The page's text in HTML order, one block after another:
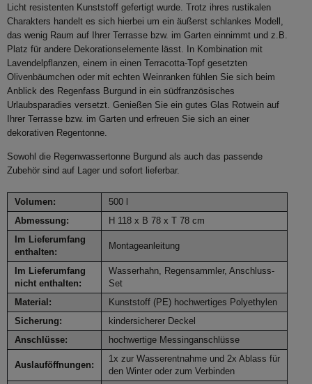
Licht resistenten Kunststoff gefertigt wurde. Trotz ihres rustikalen
Charakters handelt es sich hierbei um ein äußerst schlankes Modell,
das wenig Raum auf Ihrer Terrasse bzw. im Garten einnimmt und z.B.
Platz für andere Dekorationselemente lässt. In Kombination mit
Lavendelpflanzen, einem in einen Terracotta-Topf gesetzten
Olivenbäumchen oder mit echten Weinranken fühlen Sie sich beim
Anblick des Regenfass Burgund in ein südfranzösisches
Urlaubsparadies versetzt. Genießen Sie ein gutes Glas Rotwein auf
Ihrer Terrasse bzw. im Garten und erfreuen Sie sich an einer
dekorativen Regentonne.
Sowohl die Regenwassertonne Burgund als auch das passende
Zubehör sind auf Lager und sofort lieferbar.
Volumen:
500 l
Abmessung:
H 118 x B 78 x T 78 cm
Im Lieferumfang
enthalten:
Montageanleitung
Im Lieferumfang
nicht enthalten:
Wasserhahn, Regensammler, Anschluss-
Set
Material:
Kunststoff (PE) hochwertiges Polyethylen
Sicherung:
kindersicherer Deckel
Anschlüsse:
hochwertige Messinganschlüsse
Auslauföffnungen:
1x zur Wasserentnahme und 2x Ablass für
den Winter oder zum Verbinden